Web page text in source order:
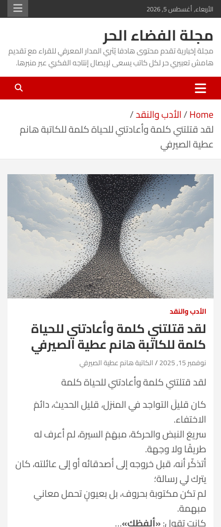
Skip
to
content
الأربعاء, أغسطس 5, 2026
مجلة الفضاء الحر
مجلة إخبارية تقدم محتوى هادفا يُثري المدار المعرفي للقراء مع تقديم
هامش تعبيري حر لكل كاتب يسعى لإيصال إنتاجه الفكري عبر منبرها.
Home الأدب والنقد
لقد قتلتني كلمة وأعادتني للحياة كلمة للكاتبة هانم
عطية الصيرفي
الأدب والنقد
لقد قتلتني كلمة وأعادتني للحياة
كلمة للكاتبة هانم عطية الصيرفي
نوفمبر 15, 2025 الكاتبة هانم عطية الصيرفي
لقد قتلتني كلمة وأعادتني للحياة كلمة
كان قليلَ التواجد في المنزل، قليل الحديث، دائمَ
الاختفاء.
سريعَ النبض والحركة، مبهَمَ السيرة، لم أعرف له
طريقًا ولا وجهة.
أتذكّر أنه، قبل خروجه إلى أصدقائه أو إلى عائلته، كان
يترك لي رسالة؛
لم تكن مكتوبة بحروف، بل بعيونٍ تحمل معاني
مبهمة.
كانت تقول:«ألفِظك»…